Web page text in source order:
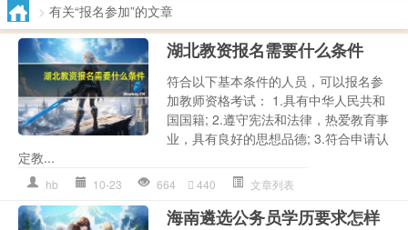
> 有关“报名参加”的文章
湖北教资报名需要什么条件
符合以下基本条件的人员，可以报名参
加教师资格考试： 1.具有中华人民共和
国国籍; 2.遵守宪法和法律，热爱教育事
业，具有良好的思想品德; 3.符合申请认
定教...
hb 10-23 664 440 文章列表
海南遴选公务员学历要求怎样